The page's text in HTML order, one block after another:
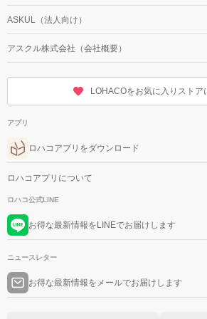
ASKUL（法人向け）
アスクル株式会社（会社概要）
LOHACOをお気に入りストア
アプリ
ロハコアプリをダウンロード
ロハコアプリについて
ロハコ公式LINE
お得な最新情報をLINEでお届けします
ニュースレター
お得な最新情報をメールでお届けします